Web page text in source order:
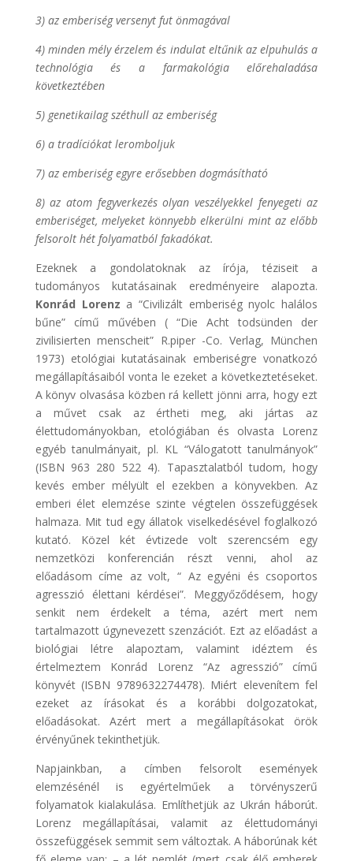
3) az emberiség versenyt fut önmagával
4) minden mély érzelem és indulat eltűnik az elpuhulás a
technológia és a farmakológia előrehaladása
következtében
5) genetikailag széthull az emberiség
6) a tradíciókat leromboljuk
7) az emberiség egyre erősebben dogmásítható
8) az atom fegyverkezés olyan veszélyekkel fenyegeti az
emberiséget, melyeket könnyebb elkerülni mint az előbb
felsorolt hét folyamatból fakadókat.
Ezeknek a gondolatoknak az írója, téziseit a
tudományos kutatásainak eredményeire alapozta.
Konrád Lorenz a “Civilizált emberiség nyolc halálos
bűne” című művében ( “Die Acht todsünden der
zivilisierten menscheit” R.piper -Co. Verlag, München
1973) etológiai kutatásainak emberiségre vonatkozó
megállapításaiból vonta le ezeket a következtetéseket.
A könyv olvasása közben rá kellett jönni arra, hogy ezt
a művet csak az értheti meg, aki jártas az
élettudományokban, etológiában és olvasta Lorenz
egyéb tanulmányait, pl. KL “Válogatott tanulmányok”
(ISBN 963 280 522 4). Tapasztalatból tudom, hogy
kevés ember mélyült el ezekben a könyvekben. Az
emberi élet elemzése szinte végtelen összefüggések
halmaza. Mit tud egy állatok viselkedésével foglalkozó
kutató. Közel két évtizede volt szerencsém egy
nemzetközi konferencián részt venni, ahol az
előadásom címe az volt, “ Az egyéni és csoportos
agresszió élettani kérdései”. Meggyőződésem, hogy
senkit nem érdekelt a téma, azért mert nem
tartalmazott úgynevezett szenzációt. Ezt az előadást a
biológiai létre alapoztam, valamint idéztem és
értelmeztem Konrád Lorenz “Az agresszió” című
könyvét (ISBN 9789632274478). Miért elevenítem fel
ezeket az írásokat és a korábbi dolgozatokat,
előadásokat. Azért mert a megállapításokat örök
érvényűnek tekinthetjük.
Napjainkban, a címben felsorolt események
elemzésénél is egyértelműek a törvényszerű
folyamatok kialakulása. Említhetjük az Ukrán háborút.
Lorenz megállapításai, valamit az élettudományi
összefüggések semmit sem változtak. A háborúnak két